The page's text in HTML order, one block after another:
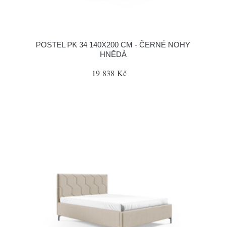
POSTEL PK 34 140X200 CM - ČERNÉ NOHY
HNĚDÁ
19 838 Kč